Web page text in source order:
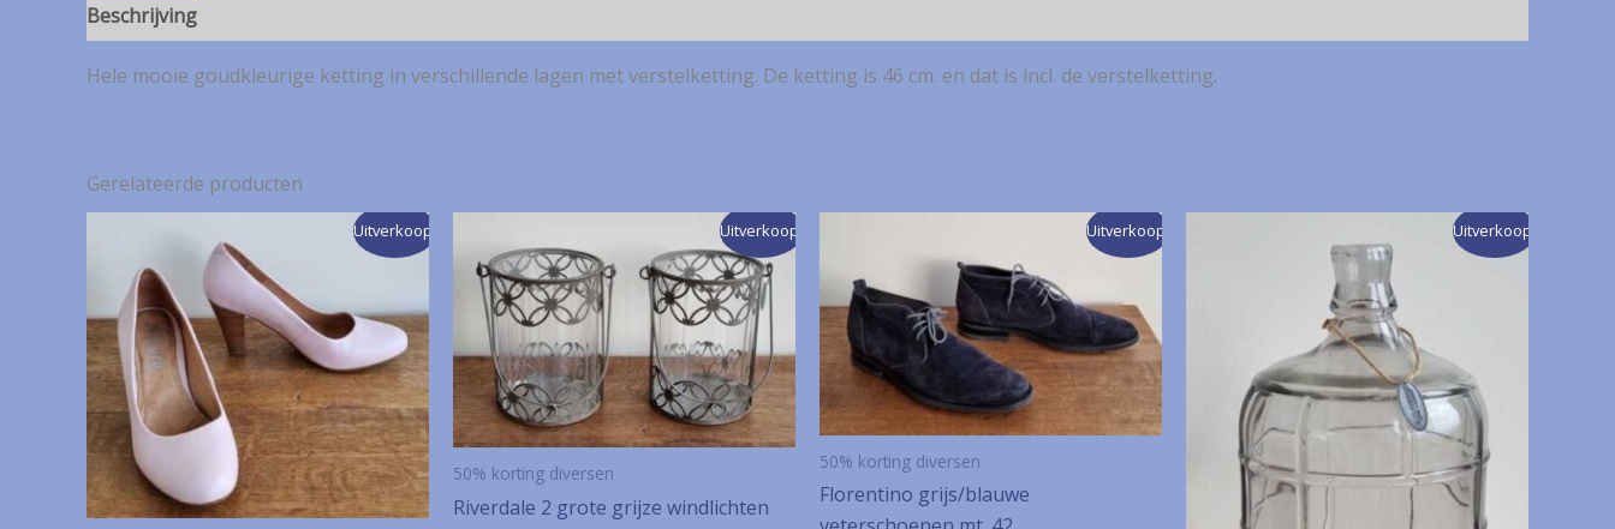
Beschrijving
Hele mooie goudkleurige ketting in verschillende lagen met verstelketting. De ketting is 46 cm. en dat is incl. de verstelketting.
Gerelateerde producten
Uitverkoop! Uitverkoop!
50% korting diversen
Riverdale 2 grote grijze windlichten
Uitverkoop!
50% korting diversen
Florentino grijs/blauwe
Uitverkoop!